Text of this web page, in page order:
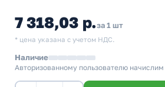
7 318,03 р.за 1 шт
* цена указана с учетом НДС.
Наличие
Авторизованному пользователю начислим